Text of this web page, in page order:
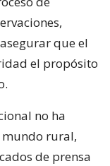
que el
el propósito
no ha
rural,
de prensa